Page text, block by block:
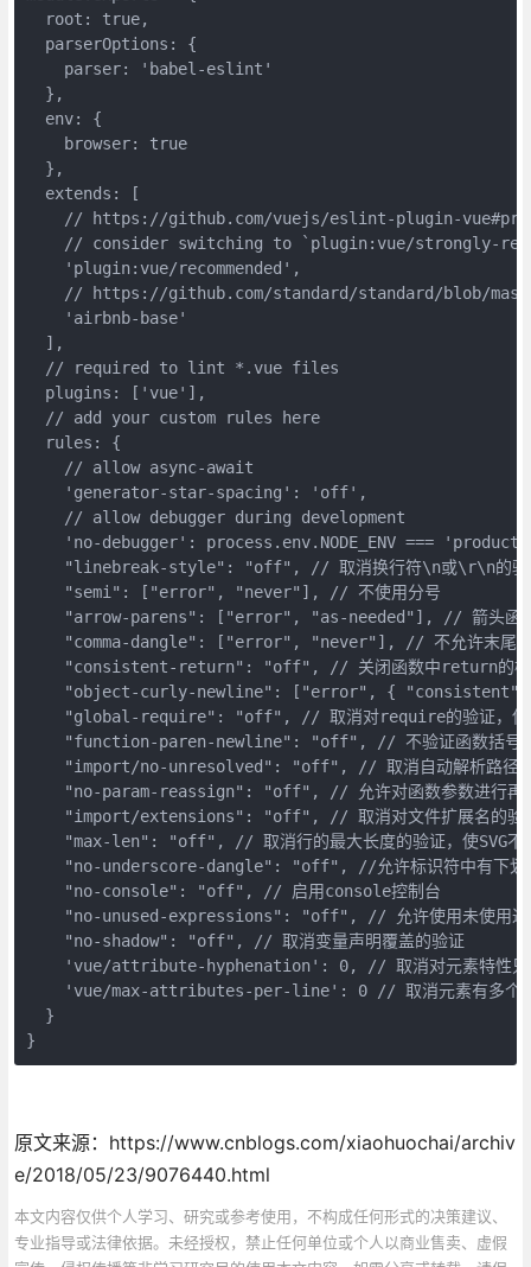
  root: true,
  parserOptions: {
    parser: 'babel-eslint'
  },
  env: {
    browser: true
  },
  extends: [
// https://github.com/vuejs/eslint-plugin-
// consider switching to `plugin:vue/strongly-
    'plugin:vue/recommended',
// https://github.com/standard/standard/blob/
    'airbnb-base'
  ],
  // required to lint *.vue files
  plugins: ['vue'],
  // add your custom rules here
  rules: {
    // allow async-await
    'generator-star-spacing': 'off',
    // allow debugger during development
'no-debugger': process.env.NODE_ENV ===
"linebreak-style": "off", // 取消换行符\n或\r\n的验
    "semi": ["error", "never"], // 不使用分号
"arrow-parens": ["error", "as-needed"], // 箭头函数
"comma-dangle": ["error", "never"], // 不允许末尾
"consistent-return": "off", // 关闭函数中return的
"object-curly-newline": ["error", { "consistent":
"global-require": "off", // 取消对require的验证，使
"function-paren-newline": "off", // 不验证函数括号
"import/no-unresolved": "off", // 取消自动解析路径
"no-param-reassign": "off", // 允许对函数参数进行再
"import/extensions": "off", // 取消对文件扩展名的验
"max-len": "off", // 取消行的最大长度的验证，使SVG不
"no-underscore-dangle": "off", //允许标识符中有下划
    "no-console": "off", // 启用console控制台
"no-unused-expressions": "off", // 允许使用未使用过
    "no-shadow": "off", // 取消变量声明覆盖的验证
'vue/attribute-hyphenation': 0, // 取消对元素特性只
'vue/max-attributes-per-line': 0 // 取消元素有多个特
  }
}
原文来源：https://www.cnblogs.com/xiaohuochai/archiv
e/2018/05/23/9076440.html
本文内容仅供个人学习、研究或参考使用，不构成任何形式的决策建议、
专业指导或法律依据。未经授权，禁止任何单位或个人以商业售卖、虚假